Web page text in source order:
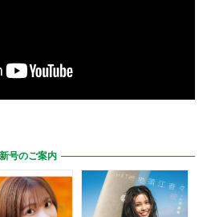
号のご案内